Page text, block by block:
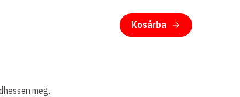
Kosárba
meg.